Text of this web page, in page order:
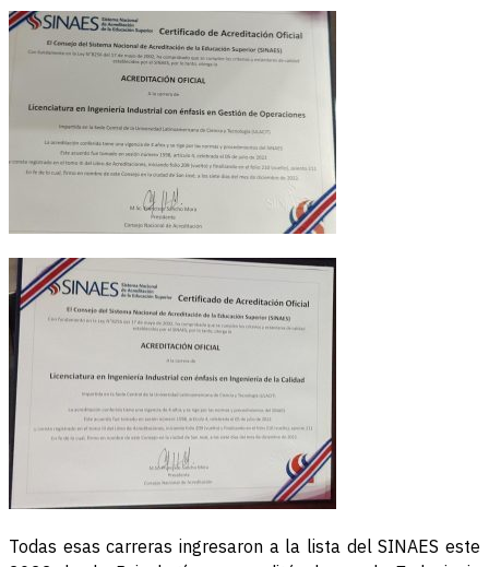
Todas esas carreras ingresaron a la lista del SINAES este